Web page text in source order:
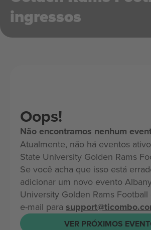
ingressos
Oops!
Não encontramos nenhum
Atualmente, não há eventos
State University Golden Rams
Se você acha que isso está
adicionar um novo evento
University Golden Rams
e-mail para
VER PRÓXIMOS